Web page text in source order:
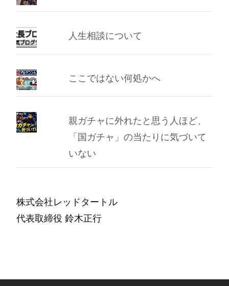
人生相談について
ここではない何処かへ
親ガチャに外れたと思う人ほど、
「国ガチャ」の当たりに気づいて
いない
株式会社レッドタートル
代表取締役 鈴木正行